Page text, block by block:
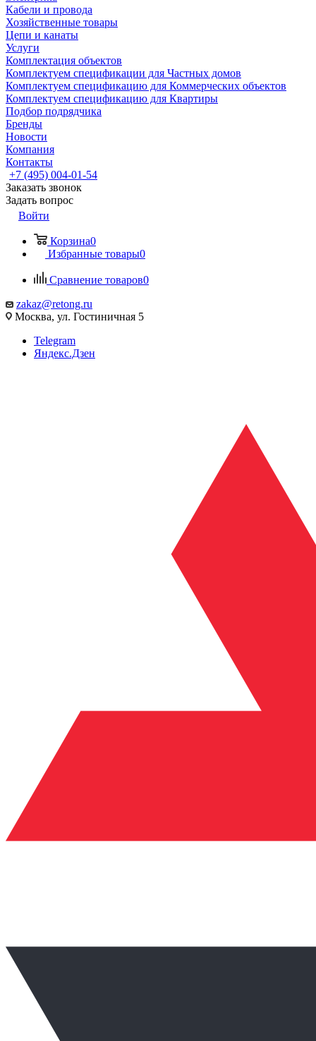
Кабели и провода
Хозяйственные товары
Цепи и канаты
Услуги
Комплектация объектов
Комплектуем спецификации для Частных домов
Комплектуем спецификацию для Коммерческих объектов
Комплектуем спецификацию для Квартиры
Подбор подрядчика
Бренды
Новости
Компания
Контакты
+7 (495) 004-01-54
Заказать звонок
Задать вопрос
Войти
Корзина0
Избранные товары0
Сравнение товаров0
zakaz@retong.ru
Москва, ул. Гостиничная 5
Telegram
Яндекс.Дзен